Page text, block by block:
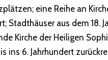
eine Reihe an
Stadthäuser aus dem 18.
Kirche der Heiligen
ins 6. Jahrhundert